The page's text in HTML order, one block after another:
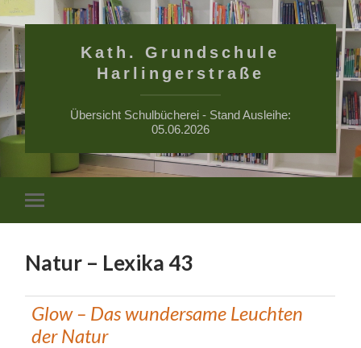
Kath. Grundschule
Harlingerstraße
Übersicht Schulbücherei - Stand Ausleihe:
05.06.2026
Mobile-
Menü
Natur – Lexika 43
Glow – Das wundersame Leuchten
der Natur